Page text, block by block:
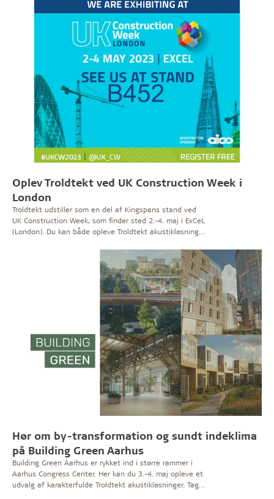
Oplev Troldtekt ved UK Construction Week i
London
Troldtekt udstiller som en del af Kingspans stand ved
UK Construction Week, som finder sted 2.-4. maj i ExCeL
(London). Du kan både opleve Troldtekt akustikløsninger
Hør om by-transformation og sundt indeklima
på Building Green Aarhus
Building Green Aarhus er rykket ind i større rammer i
Aarhus Congress Center. Her kan du 3.-4. maj opleve et
udvalg af karakterfulde Troldtekt akustikløsninger. Tag